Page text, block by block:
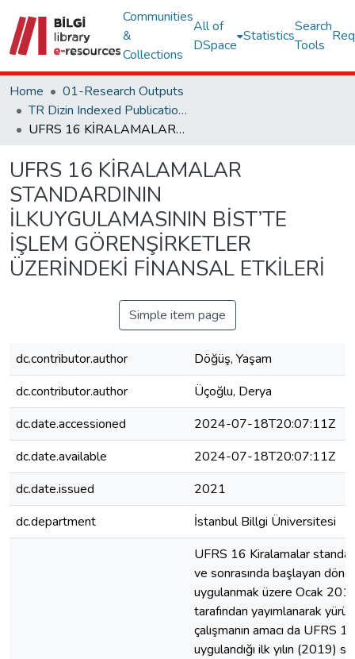
Communities
&
Collections
All of
DSpace
Statistics
Search
Tools
Home
01-Research Outputs
TR Dizin Indexed Publications
UFRS 16 KİRALAMALAR STANDARDININ İLKUYGULAMASININ BİST’TE İŞLEM GÖRENŞİRKETLER ÜZERİNDEKİ FİNANSAL ETKİLERİ
UFRS 16 KİRALAMALAR
STANDARDININ
İLKUYGULAMASININ BİST’TE
İŞLEM GÖRENŞİRKETLER
ÜZERİNDEKİ FİNANSAL ETKİLERİ
Simple item page
dc.contributor.author
Döğüş, Yaşam
dc.contributor.author
Üçoğlu, Derya
dc.date.accessioned
2024-07-18T20:07:11Z
dc.date.available
2024-07-18T20:07:11Z
dc.date.issued
2021
dc.department
İstanbul Billgi Üniversitesi
UFRS 16 Kiralamalar
ve sonrasında başlayan
uygulanmak üzere Ocak
tarafından yayımlanarak
çalışmanın amacı da UFRS
uygulandığı ilk yılın (2019)